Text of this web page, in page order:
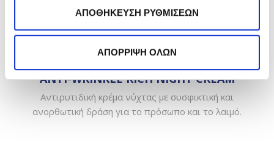
ΑΠΟΘΗΚΕΥΣΗ ΡΥΘΜΙΣΕΩΝ
ΑΠΟΡΡΙΨΗ ΟΛΩΝ
ANTI-WRINKLE RICH NIGHT CREAM
Αντιρυτιδική κρέμα νύχτας με συσφικτική και
ανορθωτική δράση για το πρόσωπο και το λαιμό.